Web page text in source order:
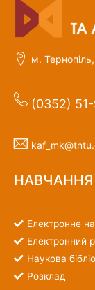
м.
(0352)
НАВЧАННЯ
Електронне
Електронний
Наукова
Розклад